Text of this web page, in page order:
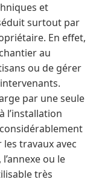
et
surtout par
En effet,
au
ou de gérer
par une seule
l’installation
travaux avec
ou le
très